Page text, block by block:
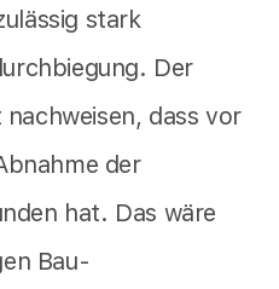
stark
Der
dass vor
der
hat. Das wäre
Bau-